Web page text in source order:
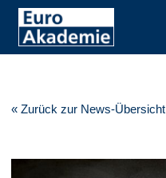
« Zurück zur News-Übersicht